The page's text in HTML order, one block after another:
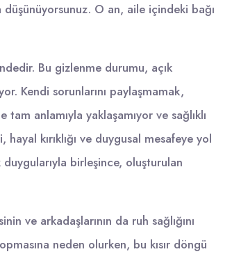
O an, aile içindeki bağı
Bu gizlenme durumu, açık
Kendi sorunlarını paylaşmamak,
anlamıyla yaklaşamıyor ve sağlıklı
kırıklığı ve duygusal mesafeye yol
duygularıyla birleşince, oluşturulan
ve arkadaşlarının da ruh sağlığını
neden olurken, bu kısır döngü